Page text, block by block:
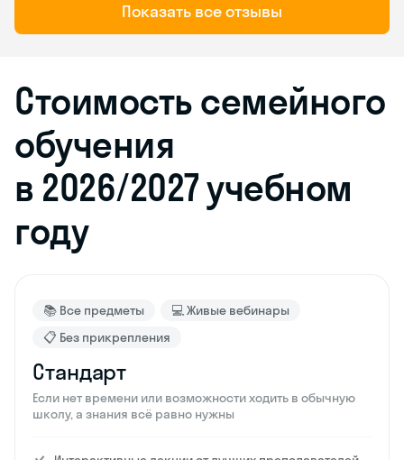
Показать все отзывы
Стоимость семейного
обучения
в 2026/2027 учебном
году
📚 Все предметы
💻 Живые вебинары
📋 Без прикрепления
Стандарт
Если нет времени или возможности ходить в обычную
школу, а знания всё равно нужны